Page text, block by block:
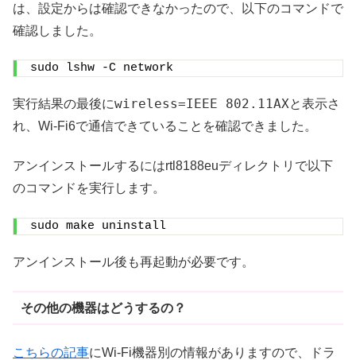
は、設定からは確認できなかったので、以下のコマンドで
確認しました。
sudo lshw -C network
実行結果の最後にwireless=IEEE 802.11AXと表示さ
れ、Wi-Fi6で通信できていることを確認できました。
アンインストールするにはrtl8188euディレクトリで以下
のコマンドを実行します。
sudo make uninstall
アンインストール後も再起動が必要です。
その他の機器はどうするの？
こちらの記事にWi-Fi機器別の情報がありますので、ドラ